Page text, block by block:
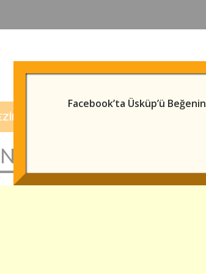
GÖRÜLECEK YERLER
SINIRINDADIR
Facebook’ta Üsküp’ü Beğenin